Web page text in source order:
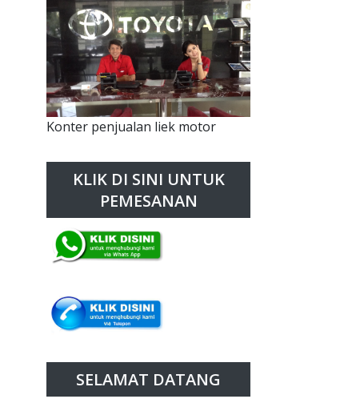
Konter penjualan liek motor
KLIK DI SINI UNTUK
PEMESANAN
SELAMAT DATANG